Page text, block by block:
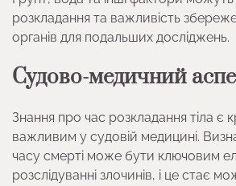
розкладання та важливість
органів для подальших досліджень.
Судово-медичний
Знання про час розкладання тіла є
важливим у судовій медицині.
часу смерті може бути ключовим
розслідуванні злочинів, і це стає